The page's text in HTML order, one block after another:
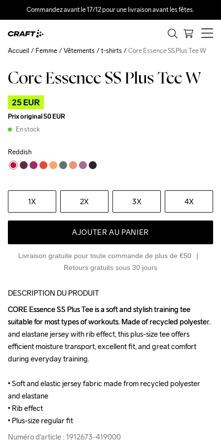
Commandez avant le 17/12 pour une livraison avant les fêtes.
Core Essence SS Plus Tee W
25 EUR
Prix original50 EUR
En stock
Reddish
1X 2X 3X 4X
AJOUTER AU PANIER
Livraison gratuite pour toute commande de plus de €50
Retours gratuits sous 30 jours
Accueil Femme Vêtements t-shirts Core Essence SS Plus Tee W
Outlet
DESCRIPTION DU PRODUIT
CORE Essence SS Plus Tee is a soft and stylish training tee
suitable for most types of workouts. Made of recycled polyester
and elastane jersey with rib effect, this plus-size tee offers
efficient moisture transport, excellent fit, and great comfort
during everyday training.
• Soft and elastic jersey fabric made from recycled polyester
and elastane
• Rib effect
• Plus-size regular fit
Numéro d'article : 1912673-419000
CORE Essence SS Plus Tee is a soft and stylish training tee
suitable for most types of workouts. Made of recycled polyester
and elastane jersey with rib effect, this plus-size tee offers
efficient moisture transport, excellent fit, and great comfort
during everyday training.
• Soft and elastic jersey fabric made from recycled polyester
and elastane
• Rib effect
• Plus-size regular fit
Numéro d'article : 1912673-419000